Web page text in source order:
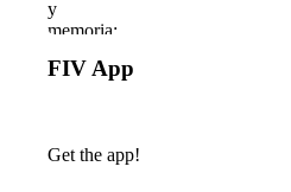
FIV App
Get the app!